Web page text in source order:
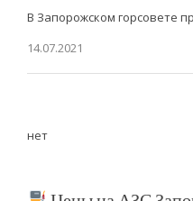
В Запорожском горсовете
14.07.2021
нет